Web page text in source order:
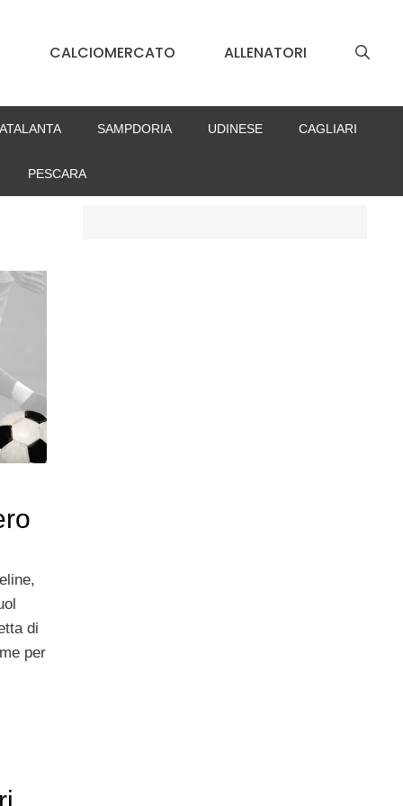
CALCIOMERCATO ALLENATORI
SAMPDORIA UDINESE CAGLIARI
PESCARA
di
per